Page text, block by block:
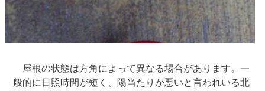
屋根の状態は方角によって異なる場合があります。一
般的に日照時間が短く、陽当たりが悪いと言われいる北